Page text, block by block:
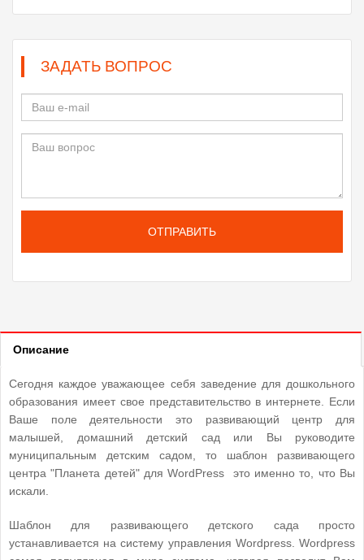
ЗАДАТЬ ВОПРОС
ОТПРАВИТЬ
Описание
Сегодня каждое уважающее себя заведение для дошкольного
образования имеет свое представительство в интернете. Если
Ваше поле деятельности это развивающий центр для
малышей, домашний детский сад или Вы руководите
муниципальным детским садом, то шаблон развивающего
центра "Планета детей" для WordPress это именно то, что Вы
искали.
Шаблон для развивающего детского сада просто
устанавливается на систему управления Wordpress. Wordpress